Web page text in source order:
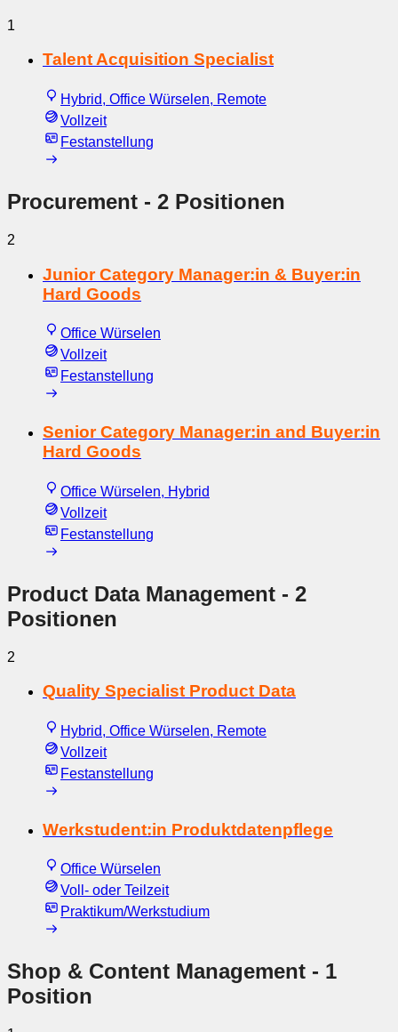
1
Talent Acquisition Specialist
Hybrid, Office Würselen, Remote
Vollzeit
Festanstellung
Procurement - 2 Positionen
2
Junior Category Manager:in & Buyer:in
Hard Goods
Office Würselen
Vollzeit
Festanstellung
Senior Category Manager:in and Buyer:in
Hard Goods
Office Würselen, Hybrid
Vollzeit
Festanstellung
Product Data Management - 2
Positionen
2
Quality Specialist Product Data
Hybrid, Office Würselen, Remote
Vollzeit
Festanstellung
Werkstudent:in Produktdatenpflege
Office Würselen
Voll- oder Teilzeit
Praktikum/Werkstudium
Shop & Content Management - 1
Position